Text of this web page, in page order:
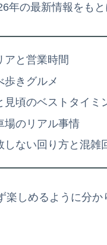
年の最新情報をもと
アと営業時間
歩きグルメ
見頃のベストタイミ
場のリアル事情
しない回り方と混雑
楽しめるように分か